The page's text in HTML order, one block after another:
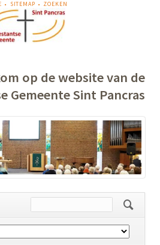
SITEMAP ZOEKEN
op de website van de
Gemeente Sint Pancras